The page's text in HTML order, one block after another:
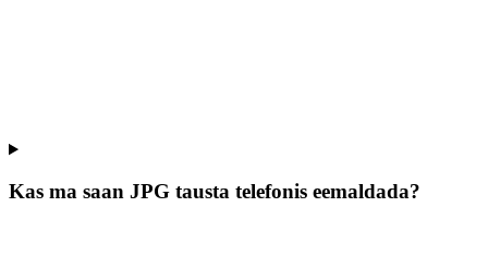
Kas ma saan JPG tausta telefonis eemaldada?